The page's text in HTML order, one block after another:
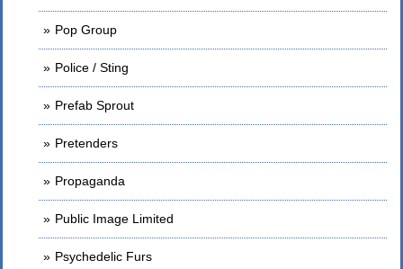
Pop Group
Police / Sting
Prefab Sprout
Pretenders
Propaganda
Public Image Limited
Psychedelic Furs